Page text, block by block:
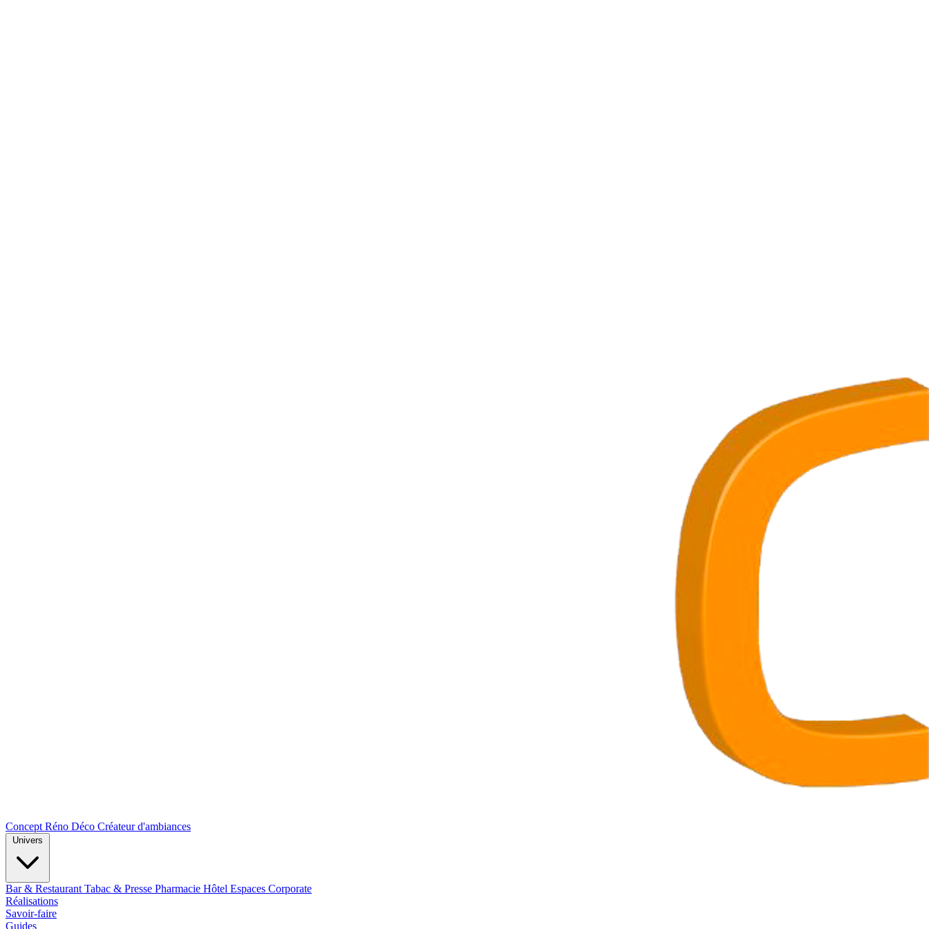
Concept Réno Déco Créateur d'ambiances
Bar & Restaurant Tabac & Presse Pharmacie Hôtel Espaces Corporate
Réalisations
Savoir-faire
Guides